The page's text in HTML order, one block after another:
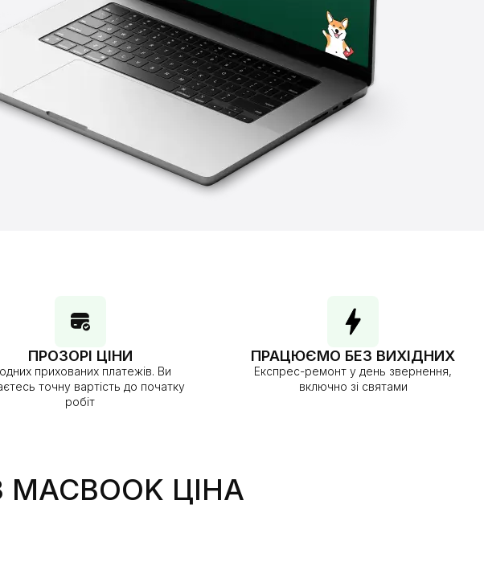
ПРОЗОРІ ЦІНИ
прихованих платежів. Ви
точну вартість до початку
робіт
ПРАЦЮЄМО БЕЗ ВИХІДНИХ
Експрес-ремонт у день звернення,
включно зі святами
ЦІНА